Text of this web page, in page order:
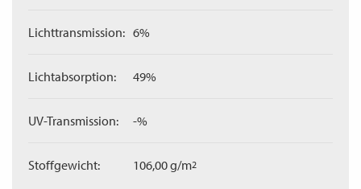
Lichttransmission: 6%
Lichtabsorption: 49%
UV-Transmission: -%
Stoffgewicht: 106,00 g/m2